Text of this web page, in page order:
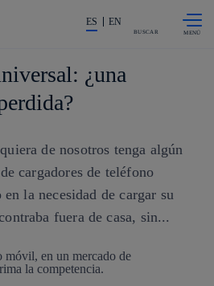
La acción en accionistas e
ES EN
BUSCAR
¿una
de nosotros tenga algún
cargadores de teléfono
la necesidad de cargar su
fuera de casa, sin...